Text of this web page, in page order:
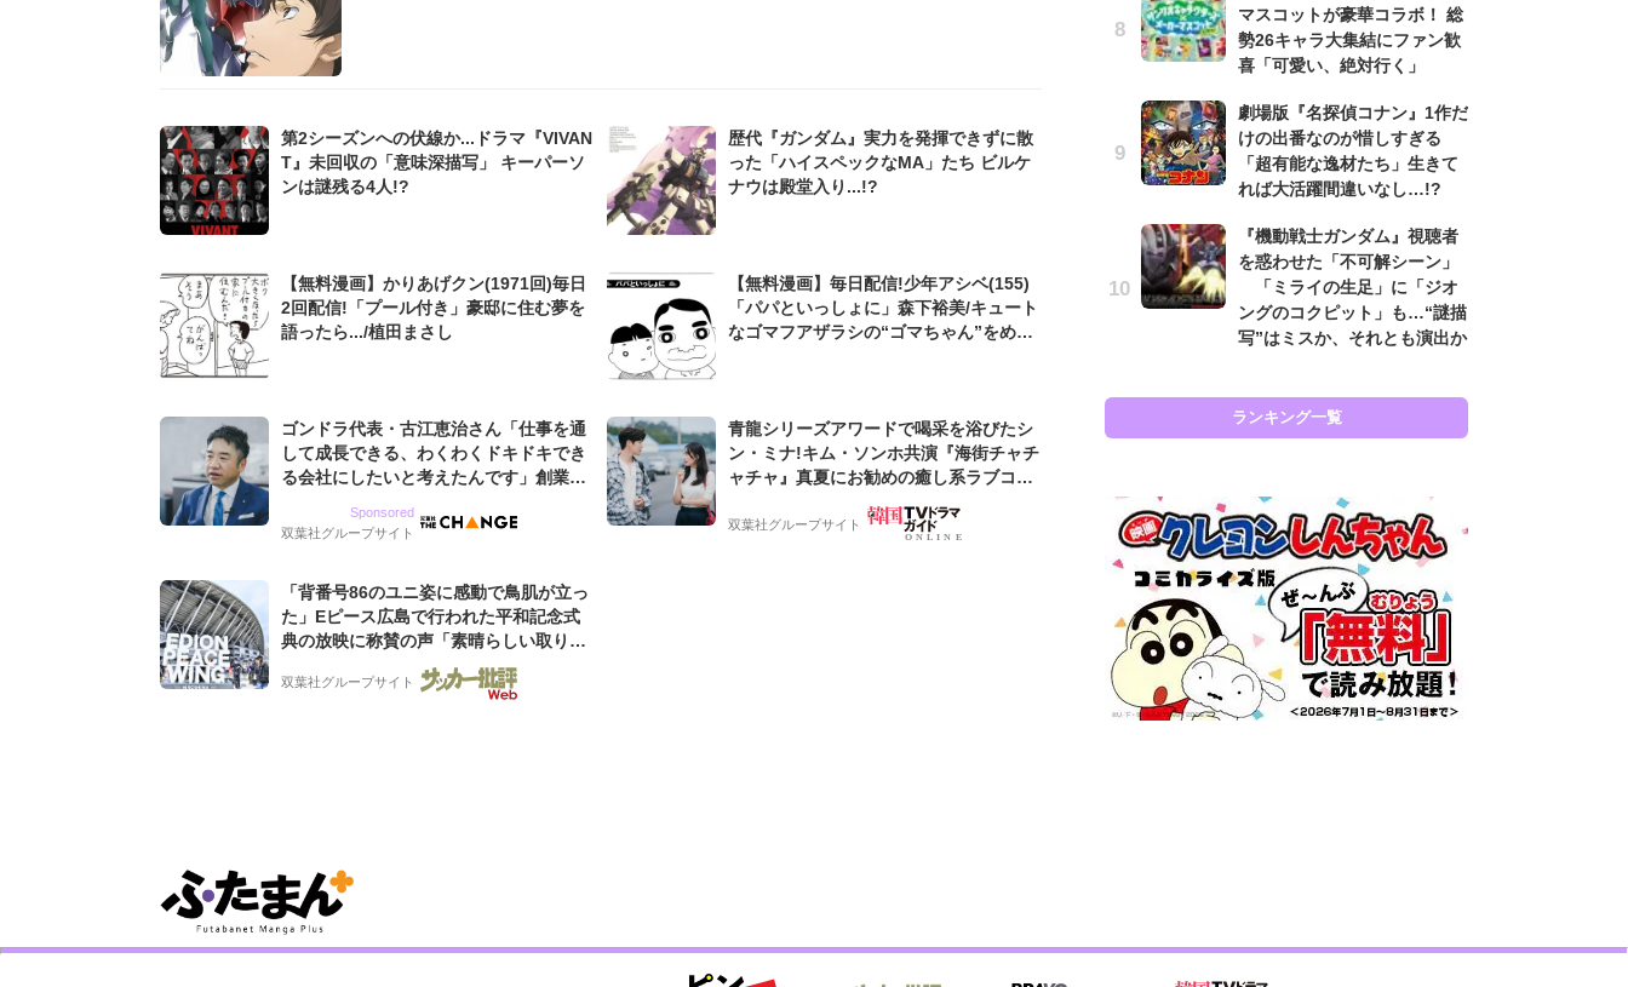
第2シーズンへの伏線か...ドラマ『VIVAN
T』未回収の「意味深描写」 キーパーソ
ンは謎残る4人!?
歴代『ガンダム』実力を発揮できずに散
った「ハイスペックなMA」たち ビルケ
ナウは殿堂入り...!?
【無料漫画】かりあげクン(1971回)毎日
2回配信!「プール付き」豪邸に住む夢を
語ったら.../植田まさし
【無料漫画】毎日配信!少年アシベ(155)
「パパといっしょに」森下裕美/キュート
なゴマフアザラシの“ゴマちゃん”をめぐ
ゴンドラ代表・古江恵治さん「仕事を通
して成長できる、わくわくドキドキでき
る会社にしたいと考えたんです」創業来
グ会社のアイデンティティ
Sponsored
双葉社グループサイト
青龍シリーズアワードで喝采を浴びたシ
ン・ミナ!キム・ソンホ共演『海街チャチ
ャチャ』真夏にお勧めの癒し系ラブコメ!
双葉社グループサイト
「背番号86のユニ姿に感動で鳥肌が立っ
た」Eピース広島で行われた平和記念式
典の放映に称賛の声「素晴らしい取り組
み」「平和を祈る場所に相応しい」
双葉社グループサイト
マスコットが豪華コラボ！ 総
勢26キャラ大集結にファン歓
喜「可愛い、絶対行く」
劇場版『名探偵コナン』1作だ
けの出番なのが惜しすぎる
「超有能な逸材たち」生きて
れば大活躍間違いなし…!?
『機動戦士ガンダム』視聴者
を惑わせた「不可解シーン」
「ミライの生足」に「ジオ
ングのコクピット」も…“謎描
写”はミスか、それとも演出か
ランキング一覧